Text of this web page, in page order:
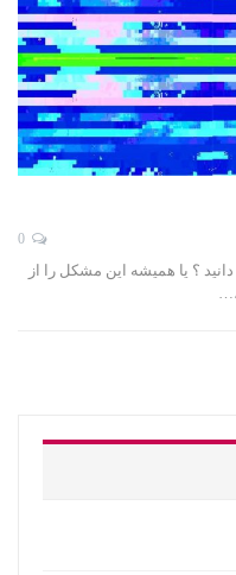
؟ یا همیشه این مشکل را از